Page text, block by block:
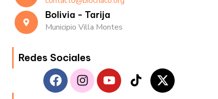
Bolivia - Tarija
Municipio Villa Montes
Redes Sociales
F
a
I
n
Y
o
T
i
X
-